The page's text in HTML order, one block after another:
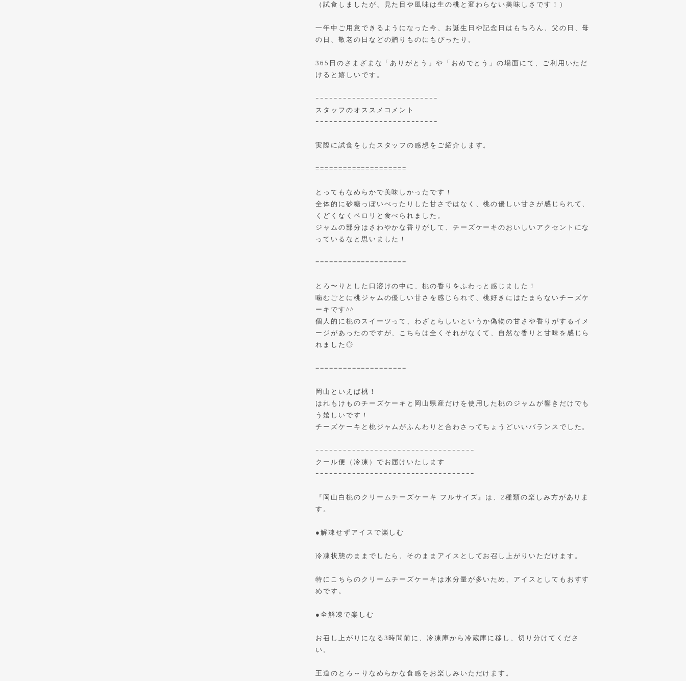
（試食しましたが、見た目や風味は生の桃と変わらない美味しさです！）
一年中ご用意できるようになった今、お誕生日や記念日はもちろん、父の日、母
の日、敬老の日などの贈りものにもぴったり。
365日のさまざまな「ありがとう」や「おめでとう」の場面にて、ご利用いただ
けると嬉しいです。
ｰｰｰｰｰｰｰｰｰｰｰｰｰｰｰｰｰｰｰｰｰｰｰｰｰｰｰ
スタッフのオススメコメント
ｰｰｰｰｰｰｰｰｰｰｰｰｰｰｰｰｰｰｰｰｰｰｰｰｰｰｰ
実際に試食をしたスタッフの感想をご紹介します。
====================
とってもなめらかで美味しかったです！
全体的に砂糖っぽいべったりした甘さではなく、桃の優しい甘さが感じられて、
くどくなくペロリと食べられました。
ジャムの部分はさわやかな香りがして、チーズケーキのおいしいアクセントにな
っているなと思いました！
====================
とろ〜りとした口溶けの中に、桃の香りをふわっと感じました！
噛むごとに桃ジャムの優しい甘さを感じられて、桃好きにはたまらないチーズケ
ーキです^^
個人的に桃のスイーツって、わざとらしいというか偽物の甘さや香りがするイメ
ージがあったのですが、こちらは全くそれがなくて、自然な香りと甘味を感じら
れました◎
====================
岡山といえば桃！
はれもけものチーズケーキと岡山県産だけを使用した桃のジャムが響きだけでも
う嬉しいです！
チーズケーキと桃ジャムがふんわりと合わさってちょうどいいバランスでした。
ｰｰｰｰｰｰｰｰｰｰｰｰｰｰｰｰｰｰｰｰｰｰｰｰｰｰｰｰｰｰｰｰｰｰｰ
クール便（冷凍）でお届けいたします
ｰｰｰｰｰｰｰｰｰｰｰｰｰｰｰｰｰｰｰｰｰｰｰｰｰｰｰｰｰｰｰｰｰｰｰ
『岡山白桃のクリームチーズケーキ フルサイズ』は、2種類の楽しみ方がありま
す。
●解凍せずアイスで楽しむ
冷凍状態のままでしたら、そのままアイスとしてお召し上がりいただけます。
特にこちらのクリームチーズケーキは水分量が多いため、アイスとしてもおすす
めです。
●全解凍で楽しむ
お召し上がりになる3時間前に、冷凍庫から冷蔵庫に移し、切り分けてくださ
い。
王道のとろ～りなめらかな食感をお楽しみいただけます。